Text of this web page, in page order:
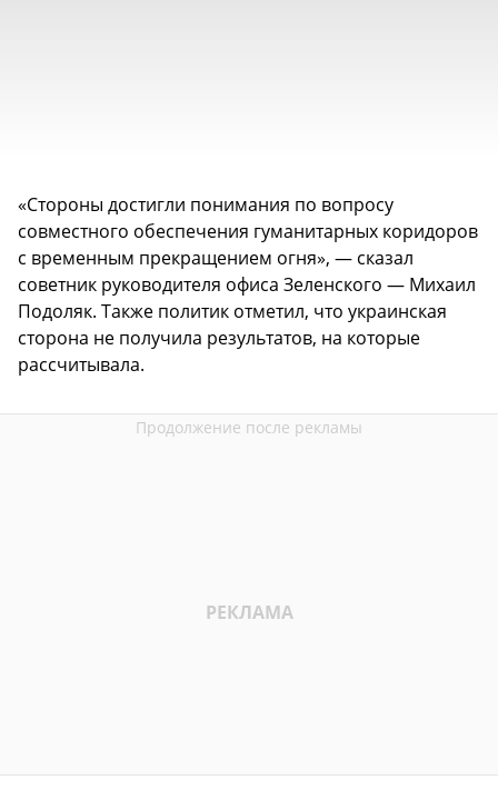
«Стороны достигли понимания по вопросу
совместного обеспечения гуманитарных коридоров
с временным прекращением огня», — сказал
советник руководителя офиса Зеленского — Михаил
Подоляк. Также политик отметил, что украинская
сторона не получила результатов, на которые
рассчитывала.